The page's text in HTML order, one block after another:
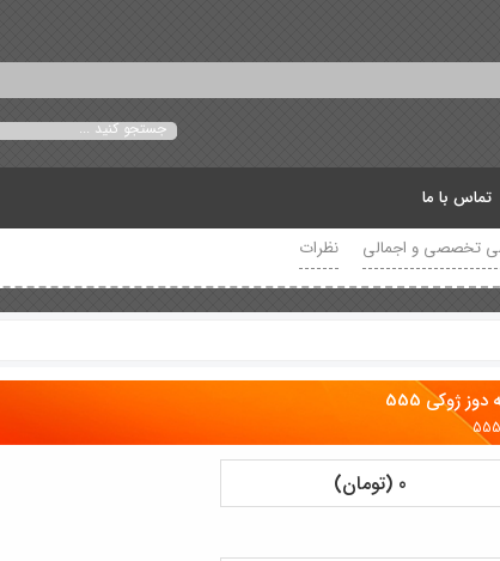
تماس با ما
تخصصی و اجمالی نظرات
ژوکی 555
0 (تومان)